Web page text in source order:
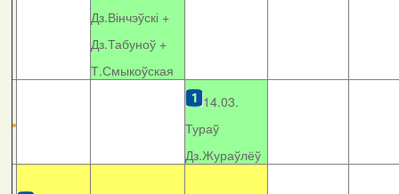
Дз.Вінчэўскі +
Дз.Табуноў +
Т.Смыкоўская
14.03.
Тураў
Дз.Жураўлёў